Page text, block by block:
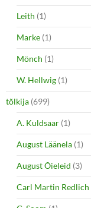
Leith (1)
Marke (1)
Mönch (1)
W. Hellwig (1)
tõlkija (699)
A. Kuldsaar (1)
August Läänela (1)
August Õieleid (3)
Carl Martin Redlich